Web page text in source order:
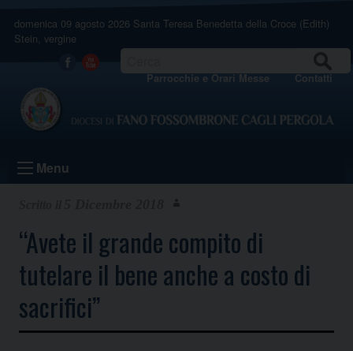
content
domenica 09 agosto 2026 Santa Teresa Benedetta della Croce (Edith)
Stein, vergine
Facebook
Youtube Parrocchie e Orari Messe Contatti
Menu
“Avete il grande compito di
tutelare il bene anche a costo di
sacrifici”